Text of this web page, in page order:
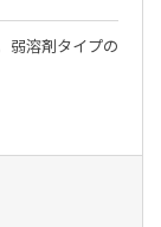
弱溶剤タイプの